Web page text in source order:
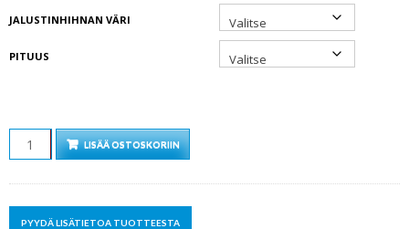
JALUSTINHIHNAN VÄRI
PITUUS
LISÄÄ OSTOSKORIIN